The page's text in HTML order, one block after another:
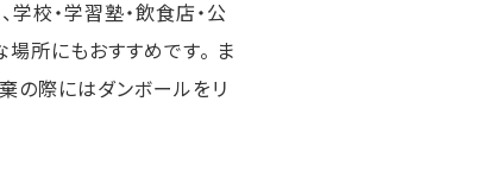
校・学習塾・飲食店・公
所にもおすすめです。 ま
の際にはダンボールをリ